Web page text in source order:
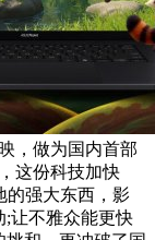
，做为国内首部
这份科技加快
的强大东西，影
;让不雅众能更快